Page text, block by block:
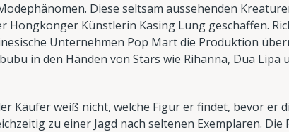
Diese seltsam aussehenden
Hongkonger Künstlerin Kasing Lung geschaffen.
Unternehmen Pop Mart die Produktion
in den Händen von Stars wie Rihanna, Dua Lipa
Käufer weiß nicht, welche Figur er findet, bevor er
zu einer Jagd nach seltenen Exemplaren. Die